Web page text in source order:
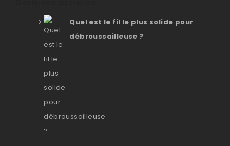
Quel est le fil le plus solide pour
débroussailleuse ?